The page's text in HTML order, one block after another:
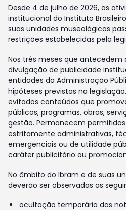
Desde 4 de julho de 2026, as
institucional do Instituto
suas unidades museológicas
restrições estabelecidas pela
Nos três meses que antecedem
divulgação de publicidade
entidades da Administração
hipóteses previstas na
evitados conteúdos que
públicos, programas, obras,
gestão. Permanecem
estritamente administrativas,
emergenciais ou de utilidade
caráter publicitário ou
No âmbito do Ibram e de suas
deverão ser observadas as
ocultação temporária das